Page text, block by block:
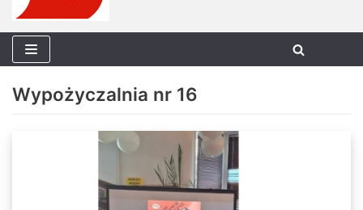
Wypożyczalnia nr 16